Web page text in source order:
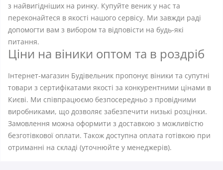
з найвигідніших на ринку. Купуйте веник у нас та
переконайтеся в якості нашого сервісу. Ми завжди раді
допомогти вам з вибором та відповісти на будь-які
питання.
Ціни на віники оптом та в роздріб
Інтернет-магазин Будівельник пропонує віники та супутні
товари з сертифікатами якості за конкурентними цінами в
Києві. Ми співпрацюємо безпосередньо з провідними
виробниками, що дозволяє забезпечити низькі розцінки.
Замовлення можна оформити з доставкою з можливістю
безготівкової оплати. Також доступна оплата готівкою при
отриманні на складі (уточнюйте у менеджерів).